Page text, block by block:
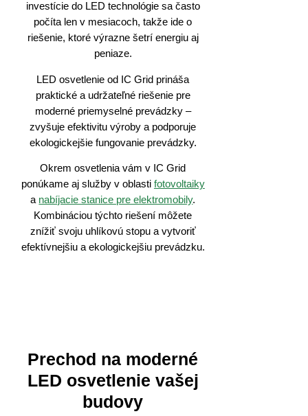
investície do LED technológie sa často
počíta len v mesiacoch, takže ide o
riešenie, ktoré výrazne šetrí energiu aj
peniaze.
LED osvetlenie od IC Grid prináša
praktické a udržateľné riešenie pre
moderné priemyselné prevádzky –
zvyšuje efektivitu výroby a podporuje
ekologickejšie fungovanie prevádzky.
Okrem osvetlenia vám v IC Grid
ponúkame aj služby v oblasti fotovoltaiky
a nabíjacie stanice pre elektromobily.
Kombináciou týchto riešení môžete
znížiť svoju uhlíkovú stopu a vytvoriť
efektívnejšiu a ekologickejšiu prevádzku.
Prechod na moderné
LED osvetlenie vašej
budovy